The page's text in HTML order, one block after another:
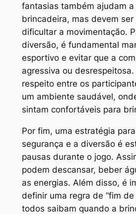
fantasias também ajudam
brincadeira, mas devem
dificultar a movimentação.
diversão, é fundamental
esportivo e evitar que a
agressiva ou
respeito entre os
um ambiente saudável,
sintam confortáveis para
Por fim, uma estratégia
segurança e a diversão é
pausas durante o jogo.
podem descansar, beber
as energias. Além disso, é
definir uma regra de “fim de
todos saibam quando a